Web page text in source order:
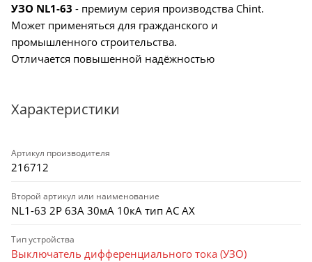
УЗО NL1-63 - премиум серия производства Chint.
Может применяться для гражданского и
промышленного строительства.
Отличается повышенной надёжностью
Характеристики
Артикул производителя
216712
Второй артикул или наименование
NL1-63 2P 63А 30мА 10кА тип AC AX
Тип устройства
Выключатель дифференциального тока (УЗО)